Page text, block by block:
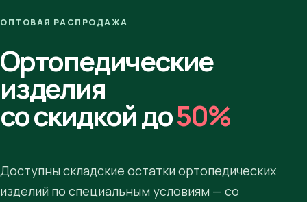
ОПТОВАЯ РАСПРОДАЖА
Ортопедические
изделия
со скидкой до50%
Доступны складские остатки ортопедических
изделий по специальным условиям — со